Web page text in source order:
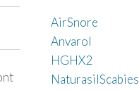
AirSnore
Anvarol
HGHX2
NaturasilScabies